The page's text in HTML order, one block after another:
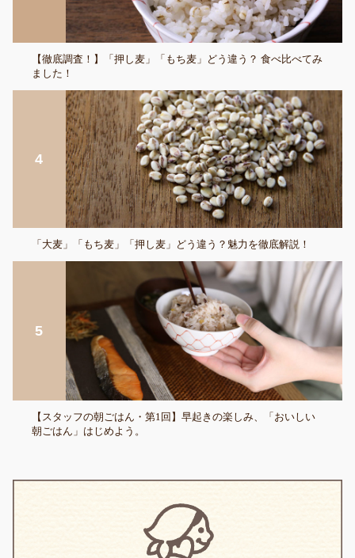
【徹底調査！】「押し麦」「もち麦」どう違う？ 食べ比べてみ
ました！
「大麦」「もち麦」「押し麦」どう違う？魅力を徹底解説！
【スタッフの朝ごはん・第1回】早起きの楽しみ、「おいしい
朝ごはん」はじめよう。